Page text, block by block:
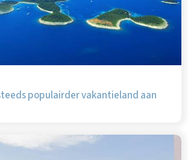
populairder vakantieland aan